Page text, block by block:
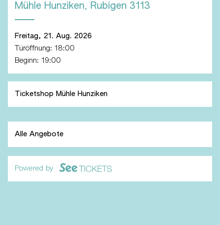
Mühle Hunziken, Rubigen 3113
Freitag, 21. Aug. 2026
Türöffnung: 18:00
Beginn: 19:00
Ticketshop Mühle Hunziken
Alle Angebote
Powered by